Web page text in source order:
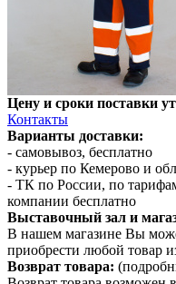
Цену и сроки поставки
Контакты
Варианты доставки:
- самовывоз, бесплатно
- курьер по Кемерово и
- ТК по России, по
компании бесплатно
Выставочный зал и
В нашем магазине Вы
приобрести любой товар
Возврат товара: